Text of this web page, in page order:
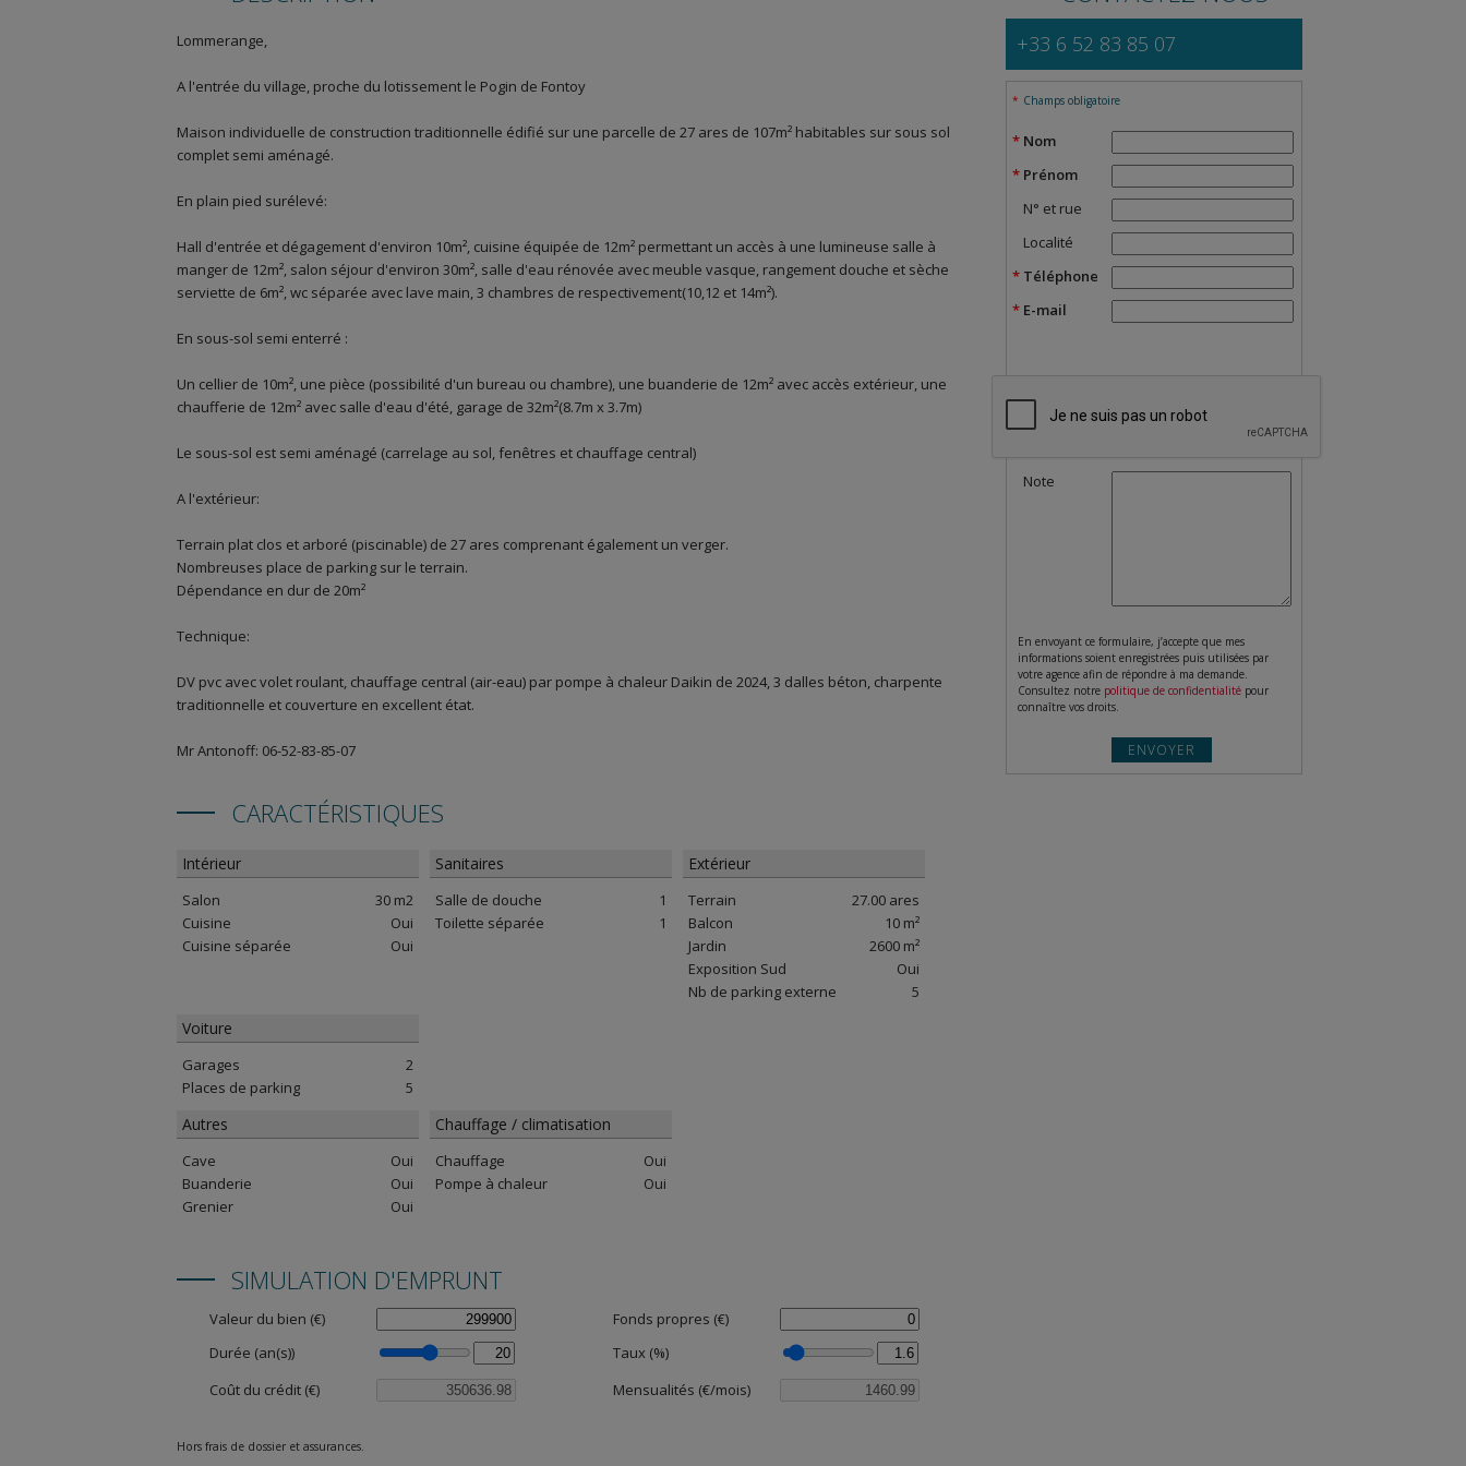
Lommerange,
A l'entrée du village, proche du lotissement le Pogin de Fontoy
Maison individuelle de construction traditionnelle édifié sur une parcelle de 27 ares de 107m² habitables sur sous sol
complet semi aménagé.
En plain pied surélevé:
Hall d'entrée et dégagement d'environ 10m², cuisine équipée de 12m² permettant un accès à une lumineuse salle à
manger de 12m², salon séjour d'environ 30m², salle d'eau rénovée avec meuble vasque, rangement douche et sèche
serviette de 6m², wc séparée avec lave main, 3 chambres de respectivement(10,12 et 14m²).
En sous-sol semi enterré :
Un cellier de 10m², une pièce (possibilité d'un bureau ou chambre), une buanderie de 12m² avec accès extérieur, une
chaufferie de 12m² avec salle d'eau d'été, garage de 32m²(8.7m x 3.7m)
Le sous-sol est semi aménagé (carrelage au sol, fenêtres et chauffage central)
A l'extérieur:
Terrain plat clos et arboré (piscinable) de 27 ares comprenant également un verger.
Nombreuses place de parking sur le terrain.
Dépendance en dur de 20m²
Technique:
DV pvc avec volet roulant, chauffage central (air-eau) par pompe à chaleur Daikin de 2024, 3 dalles béton, charpente
traditionnelle et couverture en excellent état.
Mr Antonoff: 06-52-83-85-07
CARACTÉRISTIQUES
Intérieur
Salon
30 m2
Cuisine
Oui
Cuisine séparée
Oui
Sanitaires
Salle de douche
1
Toilette séparée
1
Extérieur
Terrain
27.00 ares
Balcon
10 m²
Jardin
2600 m²
Exposition Sud
Oui
Nb de parking externe
5
Voiture
Garages
2
Places de parking
5
Autres
Cave
Oui
Buanderie
Oui
Grenier
Oui
Chauffage / climatisation
Chauffage
Oui
Pompe à chaleur
Oui
SIMULATION D'EMPRUNT
Valeur du bien (€)
Fonds propres (€)
Durée (an(s))
Taux (%)
Coût du crédit (€)
Mensualités (€/mois)
Hors frais de dossier et assurances.
+33 6 52 83 85 07
Champs obligatoire
Nom
Prénom
N° et rue
Localité
Téléphone
E-mail
Note
En envoyant ce formulaire, j’accepte que mes
informations soient enregistrées puis utilisées par
votre agence afin de répondre à ma demande.
Consultez notre politique de confidentialité pour
connaître vos droits.